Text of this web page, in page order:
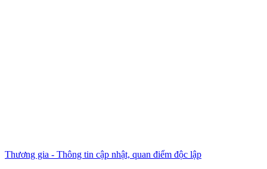
Thương gia - Thông tin cập nhật, quan điểm độc lập